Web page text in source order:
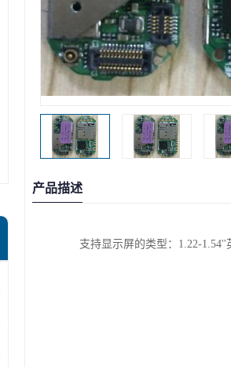
产品描述
支持显示屏的类型：1.22-1.54''